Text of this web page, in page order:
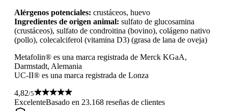
Alérgenos potenciales: crustáceos, huevo
Ingredientes de origen animal: sulfato de glucosamina
(crustáceos), sulfato de condroitina (bovino), colágeno nativo
(pollo), colecalciferol (vitamina D3) (grasa de lana de oveja)
Metafolin® es una marca registrada de Merck KGaA,
Darmstadt, Alemania
UC-II® es una marca registrada de Lonza
4,82/5
ExcelenteBasado en 23.168 reseñas de clientes